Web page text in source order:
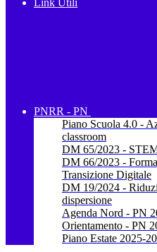
Link Utili
PNRR - PN
Piano Scuola 4.0 -
classroom
DM 65/2023 -
DM 66/2023 -
Transizione Digitale
DM 19/2024 -
dispersione
Agenda Nord - PN
Orientamento - PN
Piano Estate 2025-